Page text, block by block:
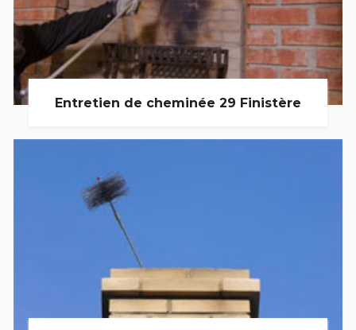
Entretien de cheminée 29 Finistère